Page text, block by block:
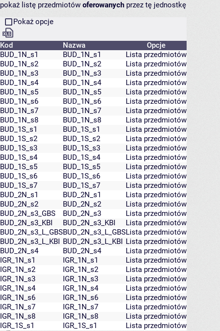
pokaż listę przedmiotów oferowanych przez tę jednostkę
Pokaż opcje
Kod Nazwa
Opcje
BUD_1N_s1
BUD_1N_s1
Lista przedmiotów
BUD_1N_s2
BUD_1N_s2
Lista przedmiotów
BUD_1N_s3
BUD_1N_s3
Lista przedmiotów
BUD_1N_s4
BUD_1N_s4
Lista przedmiotów
BUD_1N_s5
BUD_1N_s5
Lista przedmiotów
BUD_1N_s6
BUD_1N_s6
Lista przedmiotów
BUD_1N_s7
BUD_1N_s7
Lista przedmiotów
BUD_1N_s8
BUD_1N_s8
Lista przedmiotów
BUD_1S_s1
BUD_1S_s1
Lista przedmiotów
BUD_1S_s2
BUD_1S_s2
Lista przedmiotów
BUD_1S_s3
BUD_1S_s3
Lista przedmiotów
BUD_1S_s4
BUD_1S_s4
Lista przedmiotów
BUD_1S_s5
BUD_1S_s5
Lista przedmiotów
BUD_1S_s6
BUD_1S_s6
Lista przedmiotów
BUD_1S_s7
BUD_1S_s7
Lista przedmiotów
BUD_2N_s1
BUD_2N_s1
Lista przedmiotów
BUD_2N_s2
BUD_2N_s2
Lista przedmiotów
BUD_2N_s3_GBS
BUD_2N_s3
Lista przedmiotów
BUD_2N_s3_KBI
BUD_2N_s3_KBI
Lista przedmiotów
BUD_2N_s3_L_GBSBUD_2N_s3_L_GBSLista przedmiotów
BUD_2N_s3_L_KBI BUD_2N_s3_L_KBI Lista przedmiotów
BUD_2N_s4
BUD_2N_s4
Lista przedmiotów
IGR_1N_s1
IGR_1N_s1
Lista przedmiotów
IGR_1N_s2
IGR_1N_s2
Lista przedmiotów
IGR_1N_s3
IGR_1N_s3
Lista przedmiotów
IGR_1N_s4
IGR_1N_s4
Lista przedmiotów
IGR_1N_s6
IGR_1N_s6
Lista przedmiotów
IGR_1N_s7
IGR_1N_s7
Lista przedmiotów
IGR_1N_s8
IGR_1N_s8
Lista przedmiotów
IGR_1S_s1
IGR_1S_s1 Lista przedmiotów